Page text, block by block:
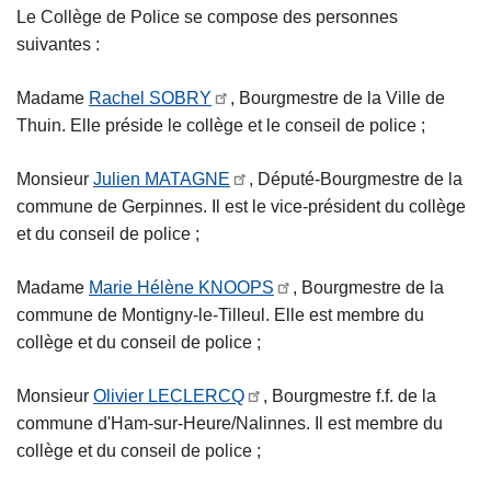
Le Collège de Police se compose des personnes
suivantes :
Madame Rachel SOBRY
, Bourgmestre de la Ville de
Thuin. Elle préside le collège et le conseil de police ;
Monsieur Julien MATAGNE
, Député-Bourgmestre de la
commune de Gerpinnes. Il est le vice-président du collège
et du conseil de police ;
Madame Marie Hélène KNOOPS
, Bourgmestre de la
commune de Montigny-le-Tilleul. Elle est membre du
collège et du conseil de police ;
Monsieur Olivier LECLERCQ
, Bourgmestre f.f. de la
commune d'Ham-sur-Heure/Nalinnes. Il est membre du
collège et du conseil de police ;